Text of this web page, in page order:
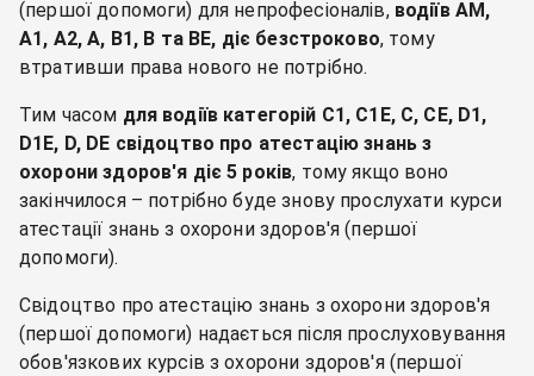
(першої допомоги) для непрофесіоналів, водіїв AM,
A1, A2, A, B1, B та BE, діє безстроково, тому
втративши права нового не потрібно.
Тим часом для водіїв категорій C1, C1E, C, CE, D1,
D1E, D, DE свідоцтво про атестацію знань з
охорони здоров'я діє 5 років, тому якщо воно
закінчилося – потрібно буде знову прослухати курси
атестації знань з охорони здоров'я (першої
допомоги).
Свідоцтво про атестацію знань з охорони здоров'я
(першої допомоги) надається після прослуховування
обов'язкових курсів з охорони здоров'я (першої